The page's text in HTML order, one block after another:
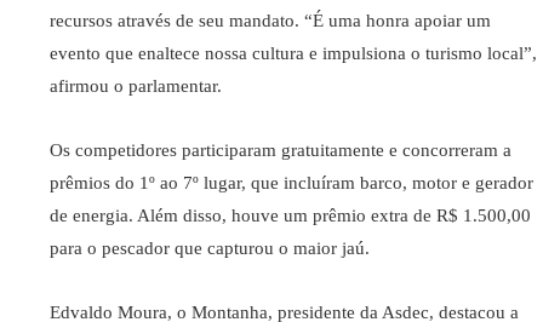
recursos através de seu mandato. “É uma honra apoiar um
evento que enaltece nossa cultura e impulsiona o turismo local”,
afirmou o parlamentar.
Os competidores participaram gratuitamente e concorreram a
prêmios do 1º ao 7º lugar, que incluíram barco, motor e gerador
de energia. Além disso, houve um prêmio extra de R$ 1.500,00
para o pescador que capturou o maior jaú.
Edvaldo Moura, o Montanha, presidente da Asdec, destacou a